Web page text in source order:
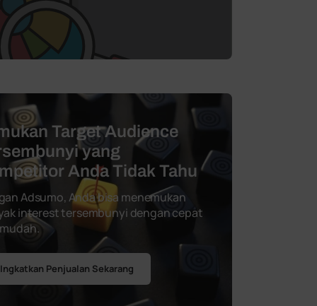
Target Audience
yang
Anda Tidak Tahu
Adsumo, Anda bisa menemukan
interest tersembunyi dengan cepat
Penjualan Sekarang